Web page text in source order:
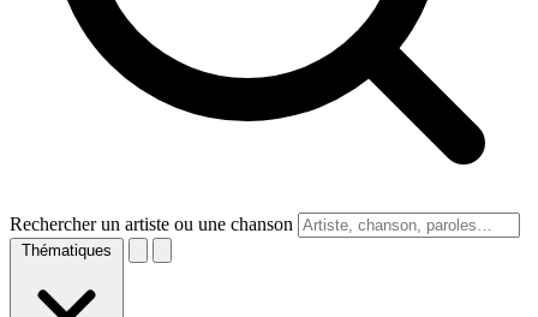
Rechercher un artiste ou une chanson
Thématiques